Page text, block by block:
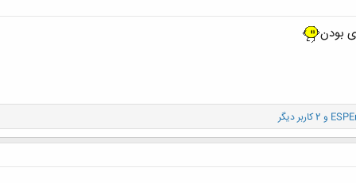
بودن
و 2 کاربر دیگر